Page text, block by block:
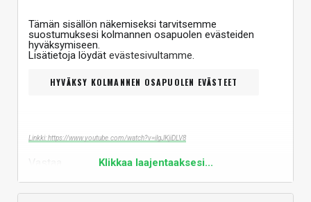
Tämän sisällön näkemiseksi tarvitsemme
suostumuksesi kolmannen osapuolen evästeiden
hyväksymiseen.
Lisätietoja löydät evästesivultamme.
HYVÄKSY KOLMANNEN OSAPUOLEN EVÄSTEET
Linkki: https://www.youtube.com/watch?v=ilgJKjiDLV8
Klikkaa laajentaaksesi...